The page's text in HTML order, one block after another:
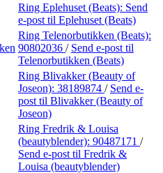
Ring Eplehuset (Beats): Send
e-post til Eplehuset (Beats)
Ring Telenorbutikken (Beats):
90802036 / Send e-post til
Telenorbutikken (Beats)
Ring Blivakker (Beauty of
Joseon): 38189874 / Send e-
post til Blivakker (Beauty of
Joseon)
Ring Fredrik & Louisa
(beautyblender): 90487171 /
Send e-post til Fredrik &
Louisa (beautyblender)